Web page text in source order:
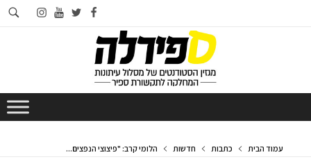
facebook
twitter
youtube
instagram
עמוד הבית כתבות חדשות הלומי קרב: "פיצוצי הנפצים...